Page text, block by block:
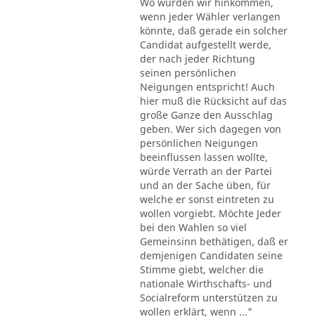
wenn jeder Wähler verlangen
könnte, daß gerade ein solcher
Candidat aufgestellt werde,
der nach jeder Richtung
seinen persönlichen
Neigungen entspricht! Auch
hier muß die Rücksicht auf das
große Ganze den Ausschlag
geben. Wer sich dagegen von
persönlichen Neigungen
beeinflussen lassen wollte,
würde Verrath an der Partei
und an der Sache üben, für
welche er sonst eintreten zu
wollen vorgiebt. Möchte Jeder
bei den Wahlen so viel
Gemeinsinn bethätigen, daß er
demjenigen Candidaten seine
Stimme giebt, welcher die
nationale Wirthschafts- und
Socialreform unterstützen zu
wollen erklärt, wenn ..."